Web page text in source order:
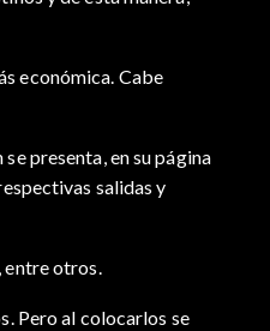
económica. Cabe
presenta, en su página
salidas y
entre otros.
Pero al colocarlos se